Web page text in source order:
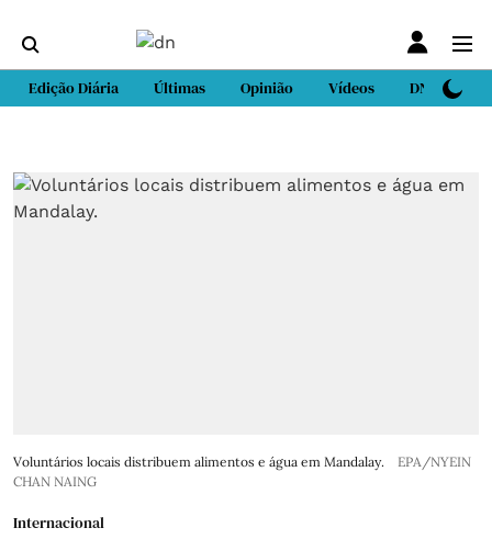
Edição Diária Últimas Opinião Vídeos DN Sport
Voluntários locais distribuem alimentos e água em Mandalay.
EPA/NYEIN
CHAN NAING
Internacional